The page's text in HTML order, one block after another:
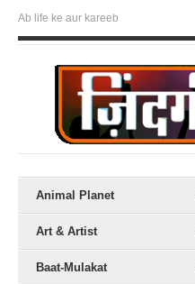
Ab life ke aur kareeb
Animal Planet
Art & Artist
Baat-Mulakat